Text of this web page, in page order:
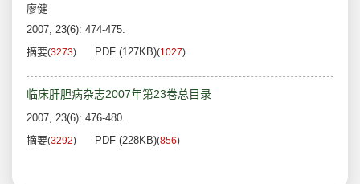
廖健
2007, 23(6): 474-475.
摘要(3273) PDF (127KB)(1027)
临床肝胆病杂志2007年第23卷总目录
2007, 23(6): 476-480.
摘要(3292) PDF (228KB)(856)